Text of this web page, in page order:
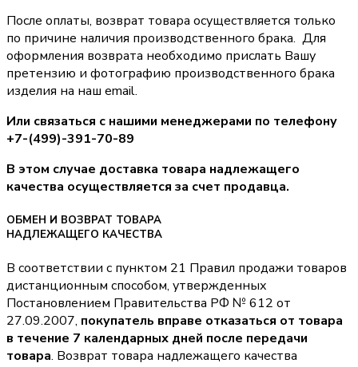
После оплаты, возврат товара осуществляется только
по причине наличия производственного брака. Для
оформления возврата необходимо прислать Вашу
претензию и фотографию производственного брака
изделия на наш email.
Или связаться с нашими менеджерами по телефону
+7-(499)-391-70-89
В этом случае доставка товара надлежащего
качества осуществляется за счет продавца.
ОБМЕН И ВОЗВРАТ ТОВАРА
НАДЛЕЖАЩЕГО КАЧЕСТВА
В соответствии с пунктом 21 Правил продажи товаров
дистанционным способом, утвержденных
Постановлением Правительства РФ № 612 от
27.09.2007, покупатель вправе отказаться от товара
в течение 7 календарных дней после передачи
товара. Возврат товара надлежащего качества